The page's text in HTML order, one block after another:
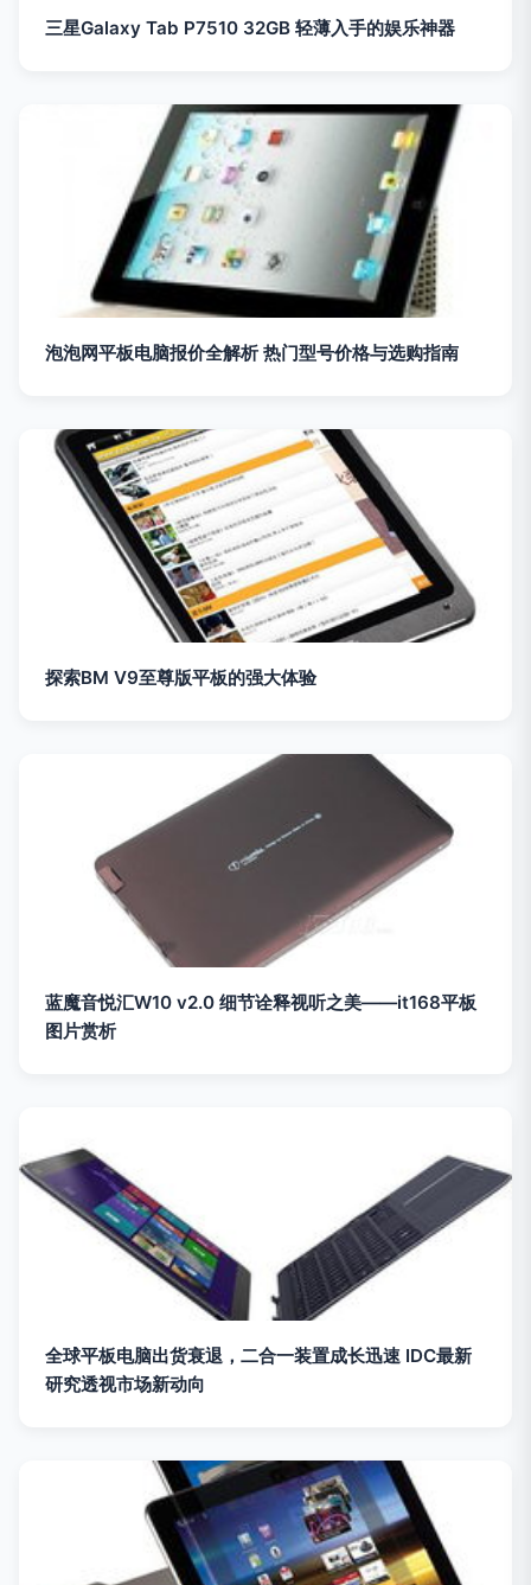
三星Galaxy Tab P7510 32GB 轻薄入手的娱乐神器
泡泡网平板电脑报价全解析 热门型号价格与选购指南
探索BM V9至尊版平板的强大体验
蓝魔音悦汇W10 v2.0 细节诠释视听之美——it168平板
图片赏析
全球平板电脑出货衰退，二合一装置成长迅速 IDC最新
研究透视市场新动向